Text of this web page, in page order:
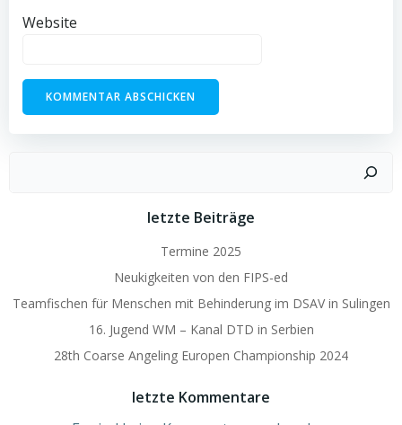
Website
letzte Beiträge
Termine 2025
Neukigkeiten von den FIPS-ed
Teamfischen für Menschen mit Behinderung im DSAV in Sulingen
16. Jugend WM – Kanal DTD in Serbien
28th Coarse Angeling Europen Championship 2024
letzte Kommentare